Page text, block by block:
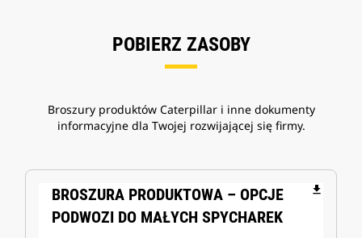
POBIERZ ZASOBY
Broszury produktów Caterpillar i inne dokumenty
informacyjne dla Twojej rozwijającej się firmy.
BROSZURA PRODUKTOWA – OPCJE
PODWOZI DO MAŁYCH SPYCHAREK
file_download